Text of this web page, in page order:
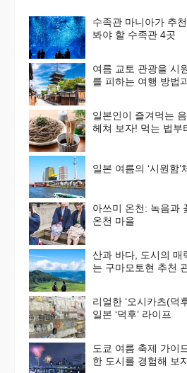
수족관 마니아가 추
봐야 할 수족관 4곳
여름 교토 관광을 시
를 피하는 여행 방법
일본인이 즐겨먹는
헤쳐 보자! 먹는 법부
일본 여름의 ‘시
아쓰미 온천: 녹음과
온천 마을
산과 바다, 도시의 매
는 구마모토현 추천
리얼한 ‘오시카츠(덕
일본 ‘덕후’ 라이프
도쿄 여름 축제 가이
한 도시를 경험해 보